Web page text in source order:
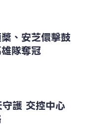
、安芝儇擊鼓
隊奪冠
護 交控中心